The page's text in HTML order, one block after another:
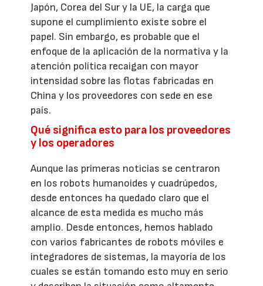
Japón, Corea del Sur y la UE, la carga que
supone el cumplimiento existe sobre el
papel. Sin embargo, es probable que el
enfoque de la aplicación de la normativa y la
atención política recaigan con mayor
intensidad sobre las flotas fabricadas en
China y los proveedores con sede en ese
país.
Qué significa esto para los proveedores
y los operadores
Aunque las primeras noticias se centraron
en los robots humanoides y cuadrúpedos,
desde entonces ha quedado claro que el
alcance de esta medida es mucho más
amplio. Desde entonces, hemos hablado
con varios fabricantes de robots móviles e
integradores de sistemas, la mayoría de los
cuales se están tomando esto muy en serio